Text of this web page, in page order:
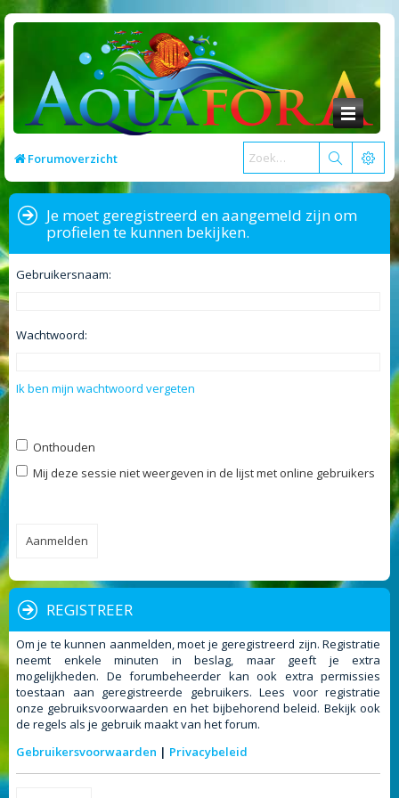
Forumoverzicht
Je moet geregistreerd en aangemeld zijn om
profielen te kunnen bekijken.
Gebruikersnaam:
Wachtwoord:
Ik ben mijn wachtwoord vergeten
Onthouden
Mij deze sessie niet weergeven in de lijst met online gebruikers
REGISTREER
Om je te kunnen aanmelden, moet je geregistreerd zijn. Registratie
neemt enkele minuten in beslag, maar geeft je extra
mogelijkheden. De forumbeheerder kan ook extra permissies
toestaan aan geregistreerde gebruikers. Lees voor registratie
onze gebruiksvoorwaarden en het bijbehorend beleid. Bekijk ook
de regels als je gebruik maakt van het forum.
Gebruikersvoorwaarden | Privacybeleid